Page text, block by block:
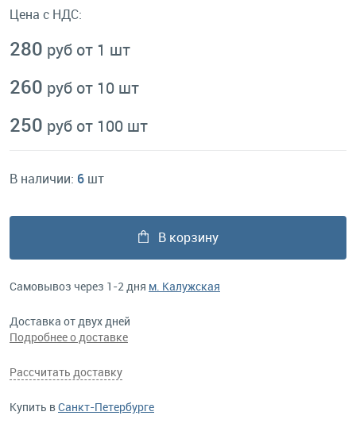
Цена с НДС:
280 руб от 1 шт
260 руб от 10 шт
250 руб от 100 шт
В наличии: 6 шт
В корзину
Самовывоз через 1-2 дня м. Калужская
Доставка от двух дней
Подробнее о доставке
Рассчитать доставку
Купить вСанкт-Петербурге